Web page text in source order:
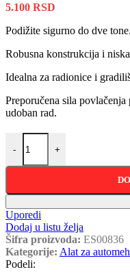
5.100 RSD
Podižite sigurno do dve tone.
Robusna konstrukcija i
Idealna za radionice i
Preporučena sila
udoban rad.
-
Lančana dizalica flašencug
+
Uporedi
Dodaj u listu želja
Šifra proizvoda: ES00836
Kategorije: Alat za
Podeli: